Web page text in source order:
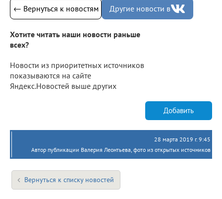
← Вернуться к новостям Другие новости в
Хотите читать наши новости раньше
всех?
Новости из приоритетных источников
показываются на сайте
Яндекс.Новостей выше других
Добавить
28 марта 2019 г. 9:45
Автор публикации Валерия Леонтьева, фото из открытых источников
Вернуться к списку новостей